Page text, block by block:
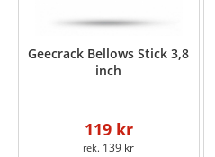
Geecrack Bellows Stick 3,8
inch
119 kr
139 kr